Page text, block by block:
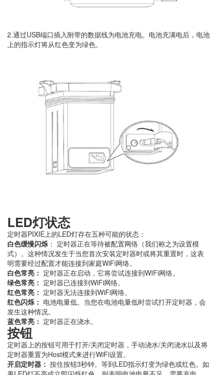
2.通过USB端口插入附带的数据线为电池充电。电池充满电后，电池
上的指示灯将从红色变为绿色。
LED灯状态
定时器PIXIE上的LED灯存在五种可能的状态：
白色缓慢闪烁 ： 定时器正在等待被配置网络（我们称之为设置模
式）。这种情况发生于当您首次安装定时器时或将其重置时，这表
明需要经过配置才能连接到家庭WiFi网络。
白色常亮： 定时器正在启动，它将尝试连接到WIFi网络。
绿色常亮： 定时器已连接到WiFi网络。
红色常亮： 定时器无法连接到WiFi网络。
红色闪烁： 电池电量低。当您在电池电量低时尝试打开定时器，会
发生这种情况。
蓝色常亮： 定时器正在浇水。
按钮
定时器上的按钮可用于打开/关闭定时器，手动浇水/关闭浇水以及将
定时器重置为Host模式来进行WiFi设置。
开启定时器： 按住按钮3秒钟。等到LED指示灯变为绿色或红色。如